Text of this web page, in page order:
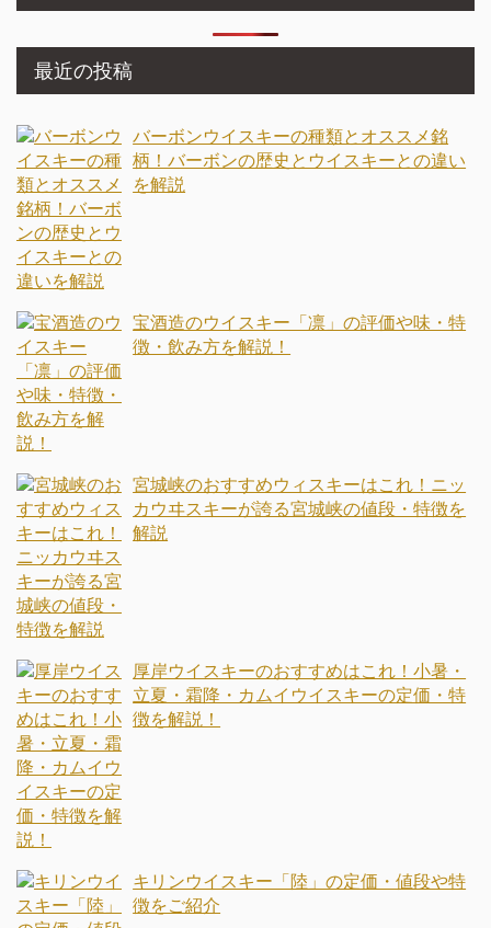
最近の投稿
バーボンウイスキーの種類とオススメ銘
柄！バーボンの歴史とウイスキーとの違い
を解説
宝酒造のウイスキー「凛」の評価や味・特
徴・飲み方を解説！
宮城峡のおすすめウィスキーはこれ！ニッ
カウヰスキーが誇る宮城峡の値段・特徴を
解説
厚岸ウイスキーのおすすめはこれ！小暑・
立夏・霜降・カムイウイスキーの定価・特
徴を解説！
キリンウイスキー「陸」の定価・値段や特
徴をご紹介